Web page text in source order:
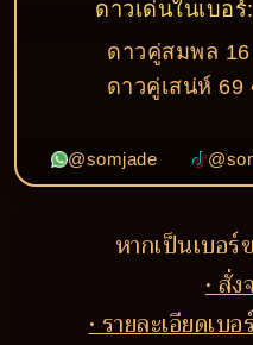
ดาวเด่นในเบอ
ดาวคู่สมพล
ดาวคู่เสน่ห์ 69
@somjade
หากเป็นเบอ
• สั่
• รายละเอียดเบ